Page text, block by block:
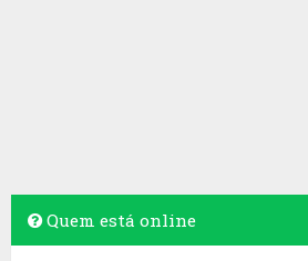
Quem está online